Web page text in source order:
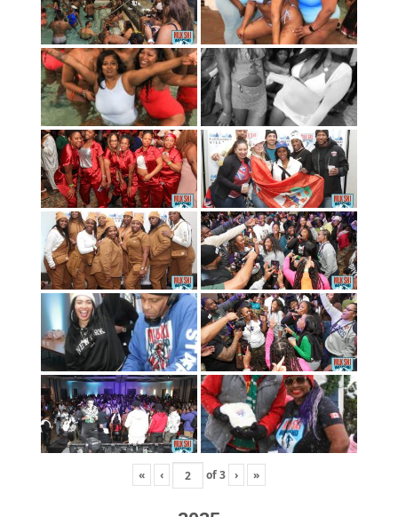
« ‹ of3 › »